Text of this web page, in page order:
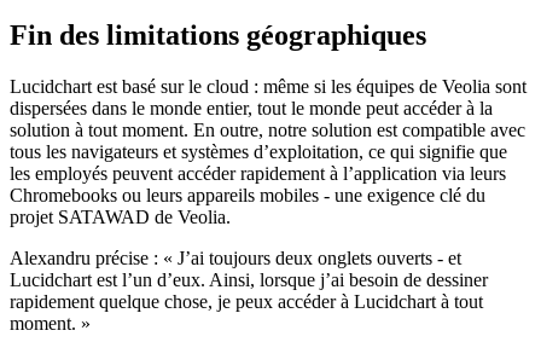
Fin des limitations géographiques
Lucidchart est basé sur le cloud : même si les équipes de Veolia sont
dispersées dans le monde entier, tout le monde peut accéder à la
solution à tout moment. En outre, notre solution est compatible avec
tous les navigateurs et systèmes d’exploitation, ce qui signifie que
les employés peuvent accéder rapidement à l’application via leurs
Chromebooks ou leurs appareils mobiles - une exigence clé du
projet SATAWAD de Veolia.
Alexandru précise : « J’ai toujours deux onglets ouverts - et
Lucidchart est l’un d’eux. Ainsi, lorsque j’ai besoin de dessiner
rapidement quelque chose, je peux accéder à Lucidchart à tout
moment. »